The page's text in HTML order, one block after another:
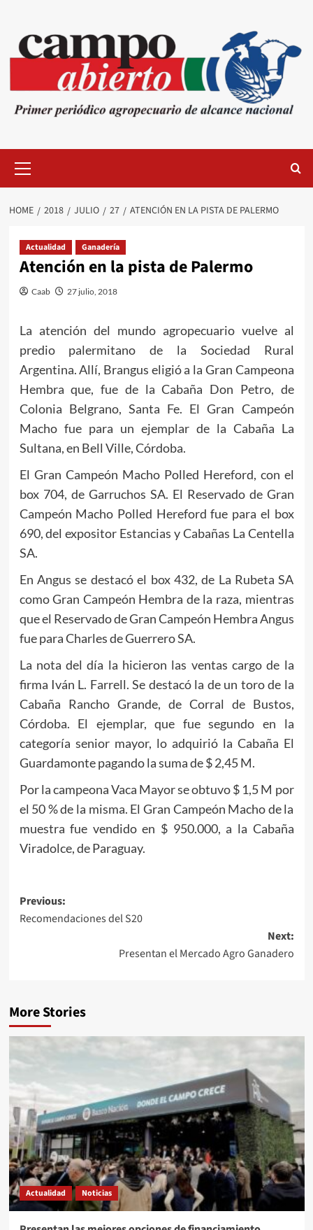
content
Menu
HOME 2018 JULIO 27 ATENCIÓN EN LA PISTA DE PALERMO
Actualidad Ganadería
Atención en la pista de Palermo
Caab 27 julio, 2018
La atención del mundo agropecuario vuelve al
predio palermitano de la Sociedad Rural
Argentina. Allí, Brangus eligió a la Gran Campeona
Hembra que, fue de la Cabaña Don Petro, de
Colonia Belgrano, Santa Fe. El Gran Campeón
Macho fue para un ejemplar de la Cabaña La
Sultana, en Bell Ville, Córdoba.
El Gran Campeón Macho Polled Hereford, con el
box 704, de Garruchos SA. El Reservado de Gran
Campeón Macho Polled Hereford fue para el box
690, del expositor Estancias y Cabañas La Centella
SA.
En Angus se destacó el box 432, de La Rubeta SA
como Gran Campeón Hembra de la raza, mientras
que el Reservado de Gran Campeón Hembra Angus
fue para Charles de Guerrero SA.
La nota del día la hicieron las ventas cargo de la
firma Iván L. Farrell. Se destacó la de un toro de la
Cabaña Rancho Grande, de Corral de Bustos,
Córdoba. El ejemplar, que fue segundo en la
categoría senior mayor, lo adquirió la Cabaña El
Guardamonte pagando la suma de $ 2,45 M.
Por la campeona Vaca Mayor se obtuvo $ 1,5 M por
el 50 % de la misma. El Gran Campeón Macho de la
muestra fue vendido en $ 950.000, a la Cabaña
Viradolce, de Paraguay.
Post
navigation
Previous:
Recomendaciones del S20
Next:
Presentan el Mercado Agro Ganadero
More Stories
Actualidad Noticias